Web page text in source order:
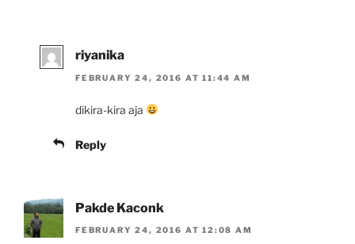
riyanika
FEBRUARY 24, 2016 AT 11:44 AM
dikira-kira aja
Reply
Pakde Kaconk
FEBRUARY 24, 2016 AT 12:08 AM